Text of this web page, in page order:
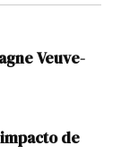
Veuve-
de